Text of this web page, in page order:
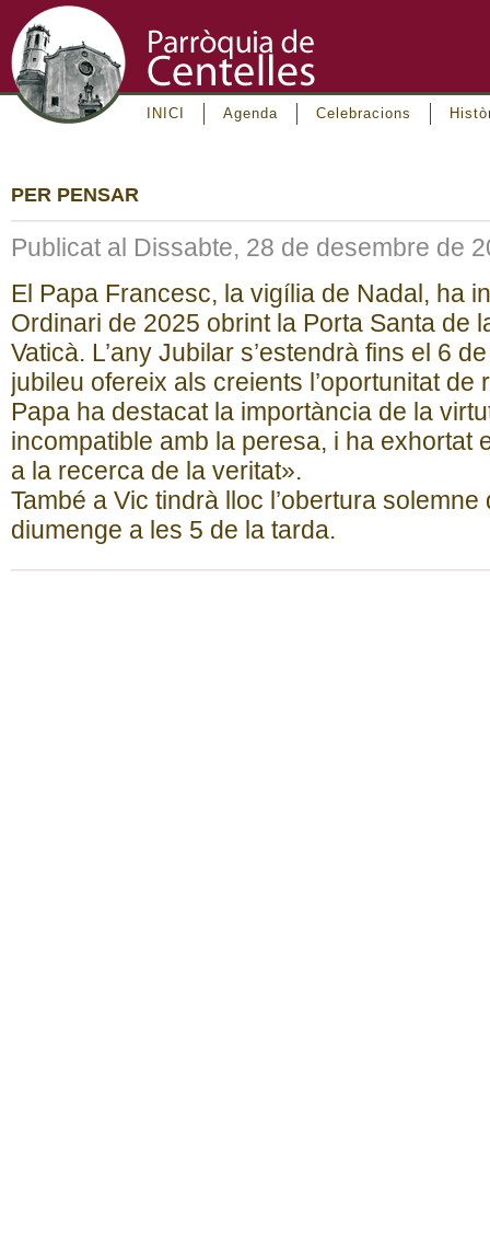
INICI Agenda Celebracions
PER PENSAR
Publicat al Dissabte, 28 de desembre de
El Papa Francesc, la vigília de Nadal, ha
Ordinari de 2025 obrint la Porta Santa de
Vaticà. L’any Jubilar s’estendrà fins el 6
jubileu ofereix als creients l’oportunitat de
Papa ha destacat la importància de la
incompatible amb la peresa, i ha exhortat
a la recerca de la veritat».
També a Vic tindrà lloc l’obertura
diumenge a les 5 de la tarda.